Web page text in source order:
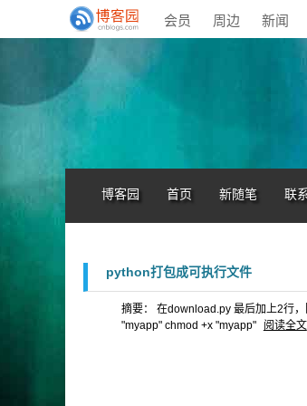
会员 周边 新闻
博客园 首页 新随笔 联
python打包成可执行文件
摘要： 在download.py 最后加上2行
"myapp" chmod +x "myapp"
阅读全文